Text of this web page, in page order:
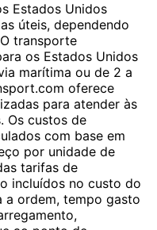
Estados Unidos
úteis, dependendo
transporte
os Estados Unidos
marítima ou de 2 a
oferece
para atender às
Os custos de
com base em
por unidade de
tarifas de
incluídos no custo do
a ordem, tempo gasto